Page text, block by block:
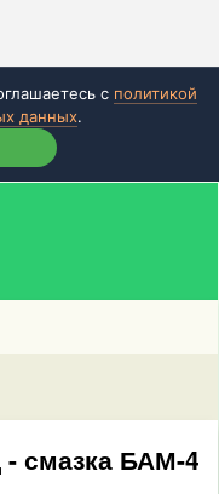
с политикой
данных.
- смазка БАМ-4